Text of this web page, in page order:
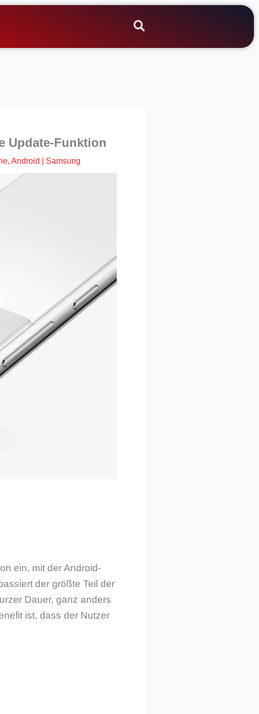
Update-Funktion
, Android Samsung
ein, mit der Android-
der größte Teil der
Dauer, ganz anders
ist, dass der Nutzer